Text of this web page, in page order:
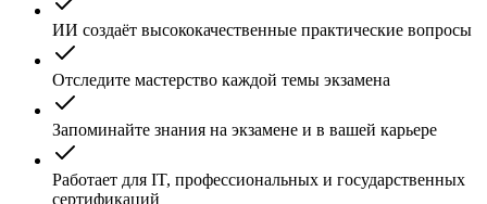
ИИ создаёт высококачественные практические вопросы
Отследите мастерство каждой темы экзамена
Запоминайте знания на экзамене и в вашей карьере
Работает для IT, профессиональных и государственных
сертификаций